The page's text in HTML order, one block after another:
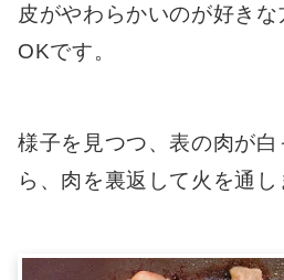
皮がやわらかいのが好き
OKです。
様子を見つつ、表の肉が
ら、肉を裏返して火を通し